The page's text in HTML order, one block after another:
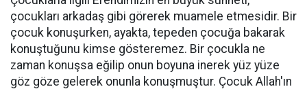
çocukları arkadaş gibi görerek muamele etmesidir. Bir
çocuk konuşurken, ayakta, tepeden çocuğa bakarak
konuştuğunu kimse gösteremez. Bir çocukla ne
zaman konuşsa eğilip onun boyuna inerek yüz yüze
göz göze gelerek onunla konuşmuştur. Çocuk Allah'ın